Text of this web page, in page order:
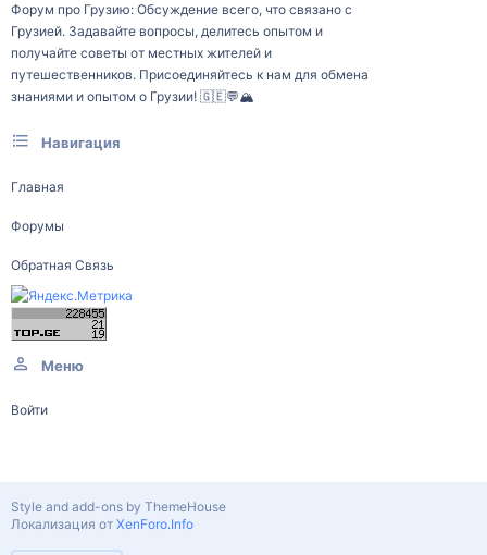
Форум про Грузию: Обсуждение всего, что связано с
Грузией. Задавайте вопросы, делитесь опытом и
получайте советы от местных жителей и
путешественников. Присоединяйтесь к нам для обмена
знаниями и опытом о Грузии! 🇬🇪💬🏔️
Навигация
Главная
Форумы
Обратная Связь
Меню
Войти
Style and add-ons by ThemeHouse
Локализация от XenForo.Info